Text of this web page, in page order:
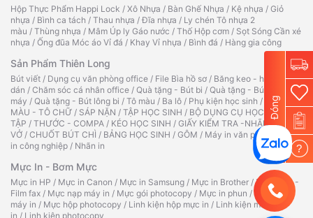
Hộp Thực Phẩm Happi Lock / Xô Nhựa / Bàn Ghế Nhựa / Kệ nhựa / Giỏ
nhựa / Bình ca tách / Thau nhựa /Đĩa nhựa / Ly chén Tô nhựa 2
màu / Thùng nhựa / Mâm Úp ly Gáo nước / Thố Hộp cơm / Sọt Sóng Cần xé
nhựa / Ống đũa Móc áo Vỉ đá / Khay Vỉ nhựa / Bình đá / Hàng gia công
Sản Phẩm Thiên Long
Bút viết / Dụng cụ văn phòng office / File Bìa hồ sơ / Băng keo - hồ
dán / Chăm sóc cá nhân office / Quà tặng - Bút bi / Quà tặng - Bút
máy / Quà tặng - Bút lông bi / Tô màu / Ba lô / Phụ kiện học sinh /
TẬP TÔ
MÀU - TÔ CHỮ / SÁP NẶN / TẬP HỌC SINH / BỘ DỤNG CỤ HỌC
TẬP / THƯỚC - COMPA / KÉO HỌC SINH / GIẤY KIỂM TRA -NHÃN
VỞ / CHUỐT BÚT CHÌ / BẢNG HỌC SINH / GÔM / Máy in văn phòng
Máy
in công nghiệp / Nhãn in
Mực In - Bơm Mực
Mực in HP / Mực in Canon / Mực in Samsung / Mực in Brother /Ruy băng -
Film fax / Mực nạp máy in / Mực gói photocopy / Mực in phun / Hộp mực
máy in / Mực hộp photocopy / Linh kiện hộp mực in / Linh kiện máy
in / Linh kiện photocopy
Đóng
?